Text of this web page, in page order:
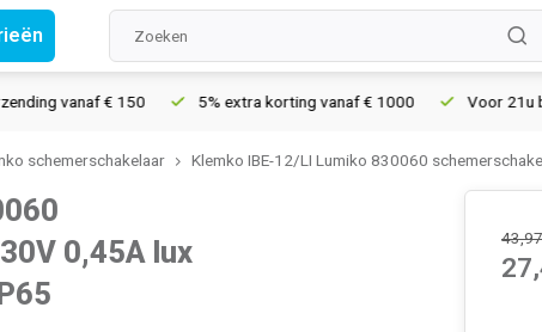
vanaf € 150 5% extra korting vanaf € 1000 Voor 21u
schemerschakelaar Klemko IBE-12/LI Lumiko 830060
0,45A lux
43,97